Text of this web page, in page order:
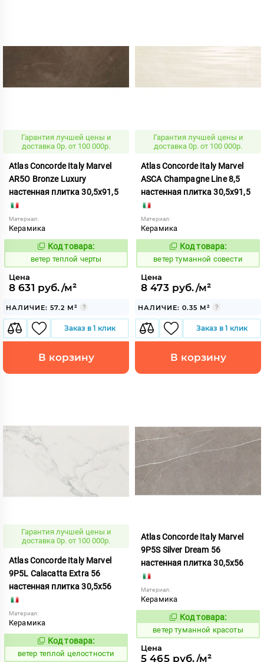
Гарантия лучшей цены и
доставка 0р. от 100 000р.
Atlas Concorde Italy Marvel
AR5O Bronze Luxury
настенная плитка 30,5x91,5
Материал:
Керамика
121995
Код товара:
ветер теплой черты
Цена
8 631 руб./м²
НАЛИЧИЕ: 57.2 М²
Заказ в 1 клик
В корзину
Гарантия лучшей цены и
доставка 0р. от 100 000р.
Atlas Concorde Italy Marvel
ASCA Champagne Line 8,5
настенная плитка 30,5x91,5
Материал:
Керамика
122523
Код товара:
ветер туманной совести
Цена
8 473 руб./м²
НАЛИЧИЕ: 0.35 М²
Заказ в 1 клик
В корзину
Гарантия лучшей цены и
доставка 0р. от 100 000р.
Atlas Concorde Italy Marvel
9P5L Calacatta Extra 56
настенная плитка 30,5x56
Материал:
Керамика
121993
Код товара:
ветер теплой целостности
Atlas Concorde Italy Marvel
9P5S Silver Dream 56
настенная плитка 30,5x56
Материал:
Керамика
122540
Код товара:
ветер туманной красоты
Цена
5 465 руб./м²